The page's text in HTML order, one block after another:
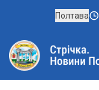
Полтава